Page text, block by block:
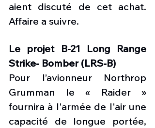
aient discuté de cet achat.
Affaire a suivre.
Le projet B-21 Long Range
Strike- Bomber (LRS-B)
Pour l’avionneur Northrop
Grumman le « Raider »
fournira à l'armée de l'air une
capacité de longue portée,